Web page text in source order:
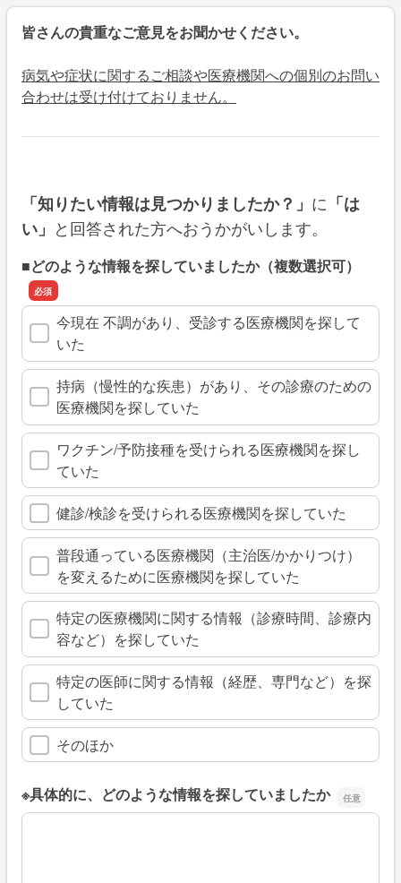
皆さんの貴重なご意見をお聞かせください。
病気や症状に関するご相談や医療機関への個別のお問い
合わせは受け付けておりません。
「知りたい情報は見つかりましたか？」 に 「は
い」 と回答された方へおうかがいします。
■どのような情報を探していましたか（複数選択可）
今現在 不調があり、受診する医療機関を探して
いた
持病（慢性的な疾患）があり、その診療のための
医療機関を探していた
ワクチン/予防接種を受けられる医療機関を探し
ていた
健診/検診を受けられる医療機関を探していた
普段通っている医療機関（主治医/かかりつけ）
を変えるために医療機関を探していた
特定の医療機関に関する情報（診療時間、診療内
容など）を探していた
特定の医師に関する情報（経歴、専門など）を探
していた
そのほか
※具体的に、どのような情報を探していましたか
※具体的に、どのような情報を探していましたか